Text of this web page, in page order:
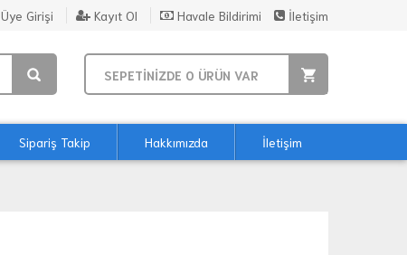
Üye Girişi Kayıt Ol Havale Bildirimi İletişim
SEPETİNİZDE 0 ÜRÜN VAR
Sipariş Takip Hakkımızda İletişim